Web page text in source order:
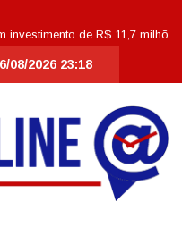
de R$ 11,7 milhões,
08/2026 23:18